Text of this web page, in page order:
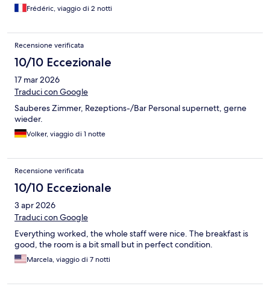
Frédéric, viaggio di 2 notti
Recensione verificata
10/10 Eccezionale
17 mar 2026
Traduci con Google
Sauberes Zimmer, Rezeptions-/Bar Personal supernett, gerne
wieder.
Volker, viaggio di 1 notte
Recensione verificata
10/10 Eccezionale
3 apr 2026
Traduci con Google
Everything worked, the whole staff were nice. The breakfast is
good, the room is a bit small but in perfect condition.
Marcela, viaggio di 7 notti